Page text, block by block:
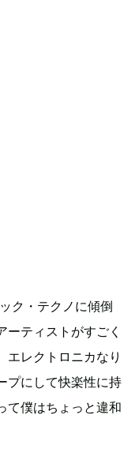
ク・テクノに傾倒
ーティストがすごく
エレクトロニカなり
プにして快楽性に持
て僕はちょっと違和